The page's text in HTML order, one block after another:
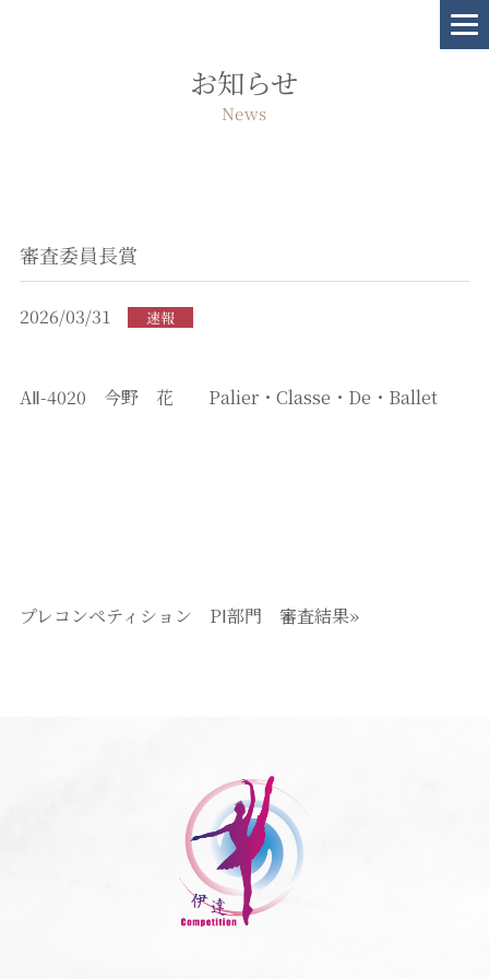
お知らせ
News
審査委員長賞
2026/03/31 速報
AⅡ-4020 今野 花 Palier・Classe・De・Ballet
プレコンペティション PⅠ部門 審査結果»